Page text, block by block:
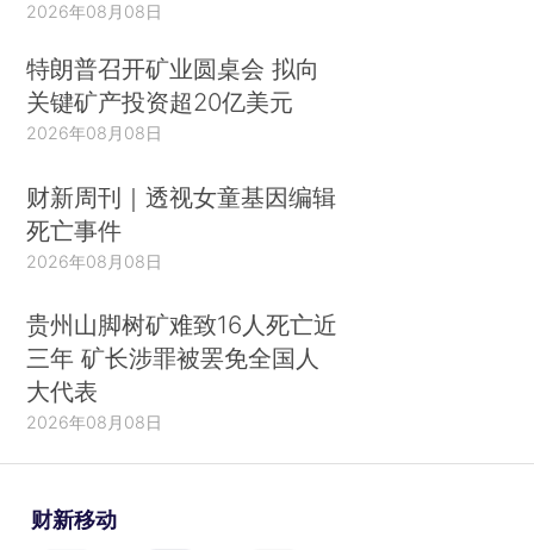
2026年08月08日
特朗普召开矿业圆桌会 拟向
关键矿产投资超20亿美元
2026年08月08日
财新周刊｜透视女童基因编辑
死亡事件
2026年08月08日
贵州山脚树矿难致16人死亡近
三年 矿长涉罪被罢免全国人
大代表
2026年08月08日
财新移动